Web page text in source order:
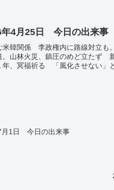
年4月25日 今日の出来事
米韓関係 李政権内に路線対立も
。山林火災、鎮圧のめど立たず
年、冥福祈る 「風化させない」
月1日 今日の出来事